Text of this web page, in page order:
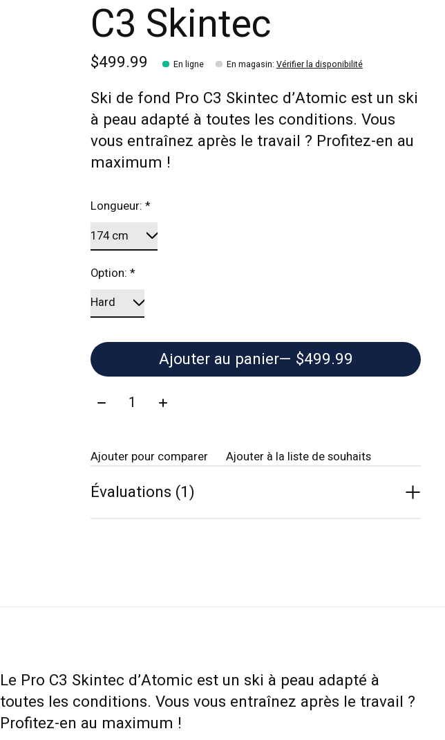
C3 Skintec
$499.99 En ligne En magasin: Vérifier la disponibilité
Ski de fond Pro C3 Skintec d’Atomic est un ski
à peau adapté à toutes les conditions. Vous
vous entraînez après le travail ? Profitez-en au
maximum !
Longueur:*
Option:*
Ajouter au panier
— $499.99
Quantité:
Ajouter pour comparer Ajouter à la liste de souhaits
Évaluations (1)
Le Pro C3 Skintec d’Atomic est un ski à peau adapté à
toutes les conditions. Vous vous entraînez après le travail ?
Profitez-en au maximum !